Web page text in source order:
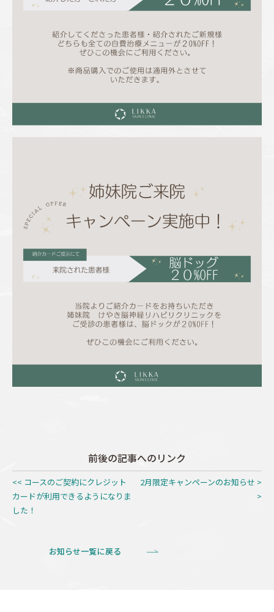
前後の記事へのリンク
<< コースのご契約にクレジット
カードが利用できるようになりま
した！
2月限定キャンペーンのお知らせ >
>
お知らせ一覧に戻る